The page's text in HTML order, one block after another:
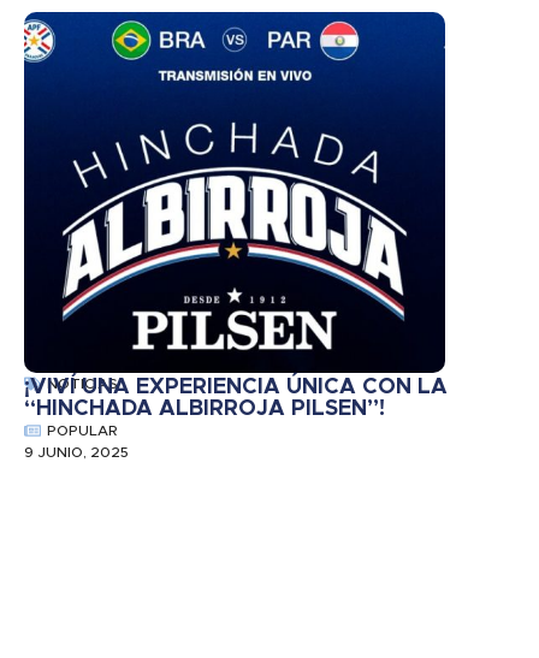
NOTICIAS
¡VIVÍ UNA EXPERIENCIA ÚNICA CON LA
“HINCHADA ALBIRROJA PILSEN”!
POPULAR
9 JUNIO, 2025